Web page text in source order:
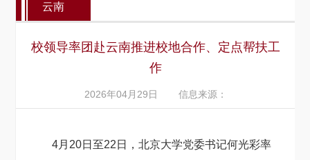
云南
校领导率团赴云南推进校地合作、定点帮扶工
作
2026年04月29日 信息来源：
4月20日至22日，北京大学党委书记何光彩率